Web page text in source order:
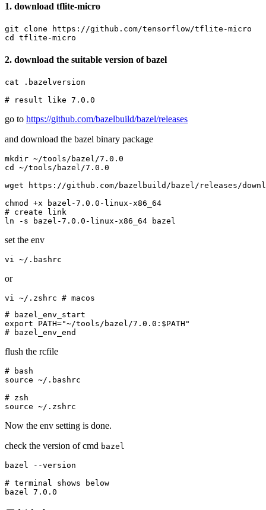
1. download tflite-micro
git clone https://github.com/tensorflow/tflite-micro
cd tflite-micro
2. download the suitable version of bazel
cat .bazelversion
# result like 7.0.0
go to https://github.com/bazelbuild/bazel/releases
and download the bazel binary package
mkdir ~/tools/bazel/7.0.0
cd ~/tools/bazel/7.0.0
wget https://github.com/bazelbuild/bazel/releases/
chmod +x bazel-7.0.0-linux-x86_64
# create link
ln -s bazel-7.0.0-linux-x86_64 bazel
set the env
vi ~/.bashrc
or
vi ~/.zshrc # macos
# bazel_env_start
export PATH="~/tools/bazel/7.0.0:$PATH"
# bazel_env_end
flush the rcfile
# bash
source ~/.bashrc
# zsh
source ~/.zshrc
Now the env setting is done.
check the version of cmd bazel
bazel --version
# terminal shows below
bazel 7.0.0